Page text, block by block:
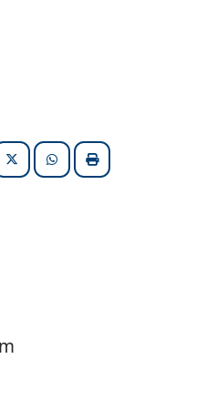
X (formerly Twitter)Imprimir matéria